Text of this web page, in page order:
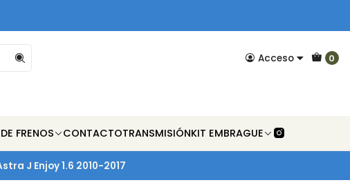
Acceso 0
FRENOS CONTACTOTRANSMISIÓNKIT EMBRAGUE
J Enjoy 1.6 2010-2017